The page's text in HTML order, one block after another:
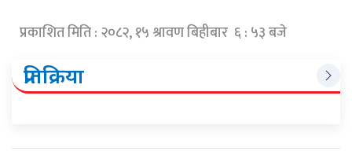
प्रकाशित मिति : २०८२, १५ श्रावण बिहीबार ६ : ५३ बजे
प्रतिक्रिया